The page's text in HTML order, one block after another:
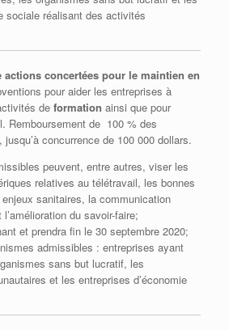
sociale réalisant des activités
concertées pour le maintien en
pour aider les entreprises à
de formation ainsi que pour
Remboursement de 100 % des
concurrence de 100 000 dollars.
peuvent, entre autres, viser les
relatives au télétravail, les bonnes
sanitaires, la communication
du savoir-faire;
et prendra fin le 30 septembre 2020;
admissibles : entreprises ayant
sans but lucratif, les
et les entreprises d’économie